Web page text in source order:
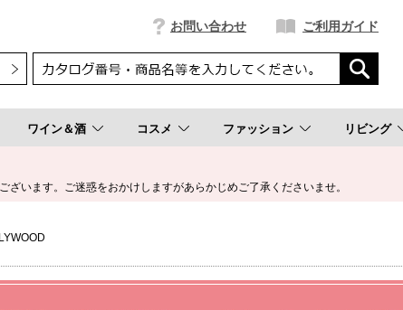
お問い合わせ ご利用ガイド
ワイン＆酒 コスメ ファッション リビング
います。ご迷惑をおかけしますがあらかじめご了承くださいませ。